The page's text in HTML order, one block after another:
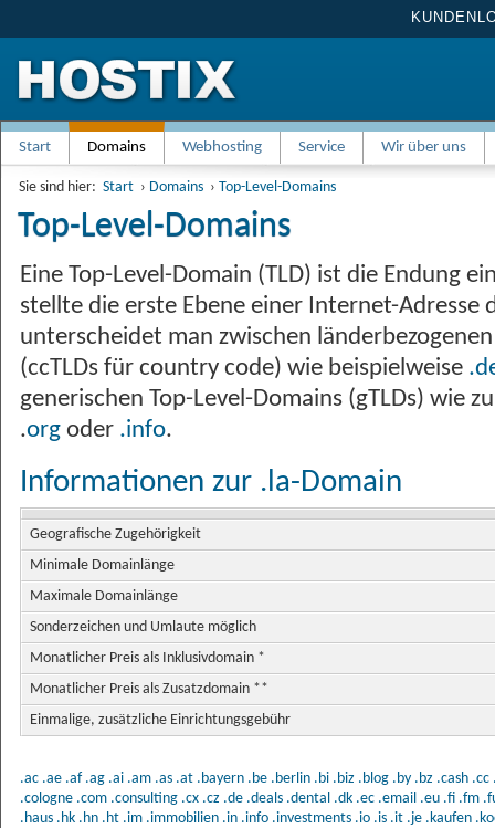
Start Domains Webhosting Service Wir über uns
Sie sind hier: Start › Domains › Top-Level-Domains
Top-Level-Domains
Eine Top-Level-Domain (TLD) ist die Endung
stellte die erste Ebene einer Internet-Adresse
unterscheidet man zwischen
(ccTLDs für country code) wie beispielweise
generischen Top-Level-Domains (gTLDs) wie
.org oder .info.
Informationen zur .la-Domain
Geografische Zugehörigkeit
Minimale Domainlänge
Maximale Domainlänge
Sonderzeichen und Umlaute möglich
Monatlicher Preis als Inklusivdomain *
Monatlicher Preis als Zusatzdomain **
Einmalige, zusätzliche Einrichtungsgebühr
.ac .ae .af .ag .ai .am .as .at .bayern .be .berlin .bi .biz .blog .by .bz .cash .cc
.cologne .com .consulting .cx .cz .de .deals .dental .dk .ec .email .eu .fi .fm
.haus .hk .hn .ht .im .immobilien .in .info .investments .io .is .it .je .kaufen